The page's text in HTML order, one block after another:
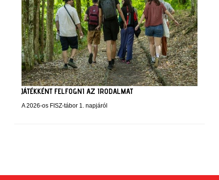
JÁTÉKKÉNT FELFOGNI AZ IRODALMAT
A 2026-os FISZ-tábor 1. napjáról